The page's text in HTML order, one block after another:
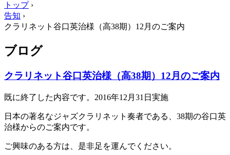
トップ›
告知 ›
クラリネット谷口英治様（高38期）12月のご案内
ブログ
クラリネット谷口英治様（高38期）12月のご案内
既に終了した内容です。2016年12月31日実施
日本の著名なジャズクラリネット奏者である、38期の谷口英
治様からのご案内です。
ご興味のある方は、是非足を運んでください。